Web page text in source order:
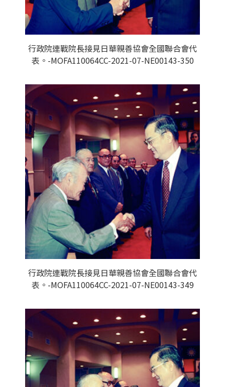
行政院連戰院長接見日華親善協會全國聯合會代
表。-MOFA110064CC-2021-07-NE00143-350
行政院連戰院長接見日華親善協會全國聯合會代
表。-MOFA110064CC-2021-07-NE00143-349